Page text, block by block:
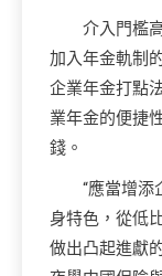
介入門檻
加入年金軌制
企業年金打點
業年金的便捷
錢。
“應當增添
身特色，從低
做出凸起進獻